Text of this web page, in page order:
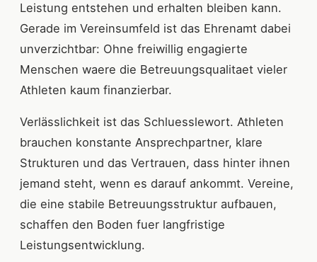
Leistung entstehen und erhalten bleiben kann.
Gerade im Vereinsumfeld ist das Ehrenamt dabei
unverzichtbar: Ohne freiwillig engagierte
Menschen waere die Betreuungsqualitaet vieler
Athleten kaum finanzierbar.
Verlässlichkeit ist das Schluesslewort. Athleten
brauchen konstante Ansprechpartner, klare
Strukturen und das Vertrauen, dass hinter ihnen
jemand steht, wenn es darauf ankommt. Vereine,
die eine stabile Betreuungsstruktur aufbauen,
schaffen den Boden fuer langfristige
Leistungsentwicklung.